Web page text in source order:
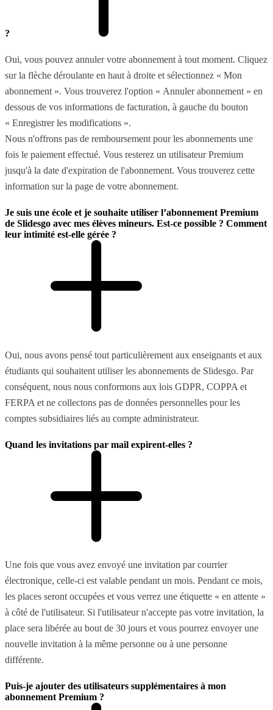
?
Oui, vous pouvez annuler votre abonnement à tout moment. Cliquez
sur la flèche déroulante en haut à droite et sélectionnez « Mon
abonnement ». Vous trouverez l'option « Annuler abonnement » en
dessous de vos informations de facturation, à gauche du bouton
« Enregistrer les modifications ».
Nous n'offrons pas de remboursement pour les abonnements une
fois le paiement effectué. Vous resterez un utilisateur Premium
jusqu'à la date d'expiration de l'abonnement. Vous trouverez cette
information sur la page de votre abonnement.
Je suis une école et je souhaite utiliser l’abonnement Premium
de Slidesgo avec mes élèves mineurs. Est-ce possible ? Comment
leur intimité est-elle gérée ?
Oui, nous avons pensé tout particulièrement aux enseignants et aux
étudiants qui souhaitent utiliser les abonnements de Slidesgo. Par
conséquent, nous nous conformons aux lois GDPR, COPPA et
FERPA et ne collectons pas de données personnelles pour les
comptes subsidiaires liés au compte administrateur.
Quand les invitations par mail expirent-elles ?
Une fois que vous avez envoyé une invitation par courrier
électronique, celle-ci est valable pendant un mois. Pendant ce mois,
les places seront occupées et vous verrez une étiquette « en attente »
à côté de l'utilisateur. Si l'utilisateur n'accepte pas votre invitation, la
place sera libérée au bout de 30 jours et vous pourrez envoyer une
nouvelle invitation à la même personne ou à une personne
différente.
Puis-je ajouter des utilisateurs supplémentaires à mon
abonnement Premium ?